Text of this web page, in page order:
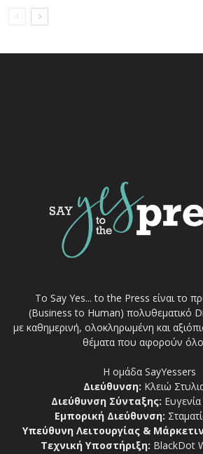
Το Say Yes... to the Press είναι το
(Business to Human) πολυθεματικό
με καθημερινή, ολοκληρωμένη και
θέματα που αφορούν
Η ομάδα SayYessers
Διεύθυνση: Κλειώ
Διεύθυνση Σύνταξης:
Εμπορική Διεύθυνση:
Υπεύθυνη Λειτουργίας &
Τεχνική Υποστήριξη: BlackDot